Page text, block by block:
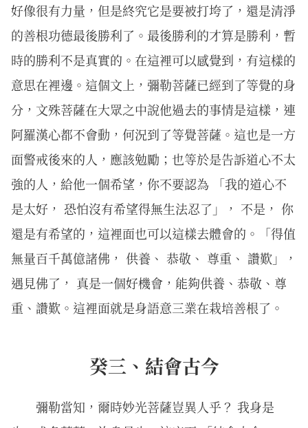
好像很有力量，但是終究它是要被打垮了，還是清淨
的善根功德最後勝利了。最後勝利的才算是勝利，暫
時的勝利不是真實的。在這裡可以感覺到，有這樣的
意思在裡邊。這個文上，彌勒菩薩已經到了等覺的身
分，文殊菩薩在大眾之中說他過去的事情是這樣，連
阿羅漢心都不會動，何況到了等覺菩薩。這也是一方
面警戒後來的人，應該勉勵；也等於是告訴道心不太
強的人，給他一個希望，你不要認為 「我的道心不
是太好， 恐怕沒有希望得無生法忍了」， 不是， 你
還是有希望的，這裡面也可以這樣去體會的。「得值
無量百千萬億諸佛， 供養、 恭敬、 尊重、 讚歎」，
遇見佛了， 真是一個好機會，能夠供養、恭敬、尊
重、讚歎。這裡面就是身語意三業在栽培善根了。
癸三、結會古今
彌勒當知，爾時妙光菩薩豈異人乎？ 我身是